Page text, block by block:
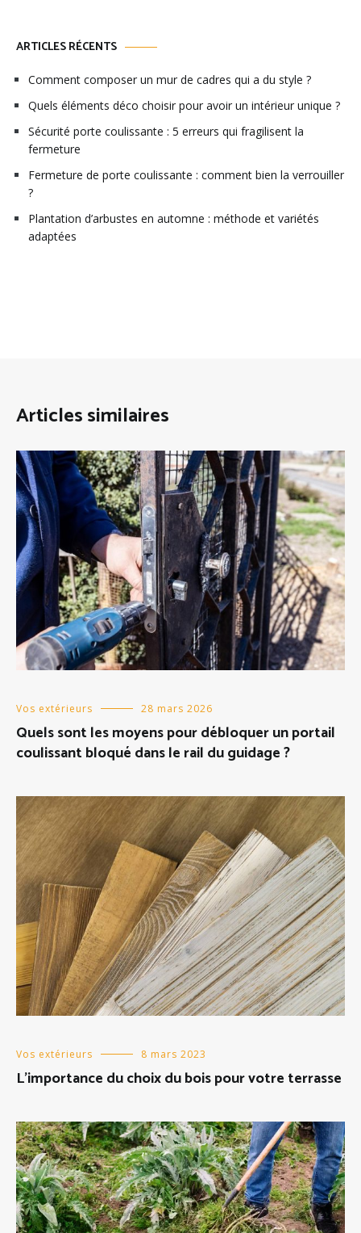
ARTICLES RÉCENTS
Comment composer un mur de cadres qui a du style ?
Quels éléments déco choisir pour avoir un intérieur unique ?
Sécurité porte coulissante : 5 erreurs qui fragilisent la
fermeture
Fermeture de porte coulissante : comment bien la verrouiller
?
Plantation d’arbustes en automne : méthode et variétés
adaptées
Articles similaires
Vos extérieurs 28 mars 2026
Quels sont les moyens pour débloquer un portail
coulissant bloqué dans le rail du guidage ?
Vos extérieurs 8 mars 2023
L’importance du choix du bois pour votre terrasse